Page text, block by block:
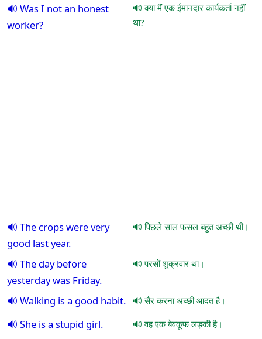
Was I not an honest
worker?
क्या मैं एक ईमानदार कार्यकर्ता नहीं
था?
The crops were very
good last year.
पिछले साल फसल बहुत अच्छी थी।
The day before
yesterday was Friday.
परसों शुक्रवार था।
Walking is a good habit. सैर करना अच्छी आदत है।
She is a stupid girl. वह एक बेवकूफ लड़की है।